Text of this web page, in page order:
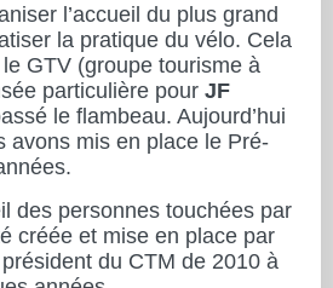
l’accueil du plus grand
la pratique du vélo. Cela
GTV (groupe tourisme à
particulière pour JF
le flambeau. Aujourd’hui
avons mis en place le Pré-
des personnes touchées par
créée et mise en place par
du CTM de 2010 à